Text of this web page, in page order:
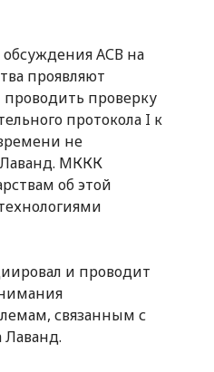
АСВ на
проявляют
проверку
протокола I к
не
Лаванд. МККК
об этой
и проводит
связанным с